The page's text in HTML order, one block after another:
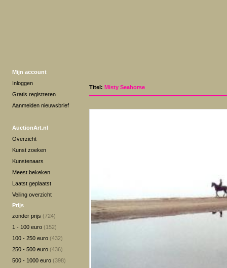
Mijn account
Inloggen
Gratis registreren
Aanmelden nieuwsbrief
AuctionArt.nl
Overzicht
Kunst zoeken
Kunstenaars
Meest bekeken
Laatst geplaatst
Veiling overzicht
Prijs
zonder prijs (724)
1 - 100 euro (152)
100 - 250 euro (432)
250 - 500 euro (436)
500 - 1000 euro (398)
Titel: Misty Seahorse